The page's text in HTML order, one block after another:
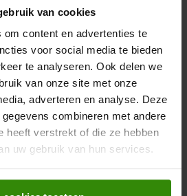
van cookies
om content en advertenties te
voor social media te bieden
te analyseren. Ook delen we
van onze site met onze
adverteren en analyse. Deze
combineren met andere
heeft verstrekt of die ze hebben
uw gebruik van hun services.
(14)
€ 426energiebesparing
Aantal efficiëntere modellen 1
Met
opent
energiebesparing.
Nishoogte: 158 cm
Energieklasse E
169L koelen, 62L vriezen